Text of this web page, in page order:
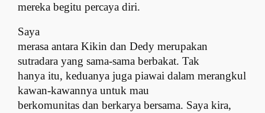
mereka begitu percaya diri.
Saya
merasa antara Kikin dan Dedy merupakan
sutradara yang sama-sama berbakat. Tak
hanya itu, keduanya juga piawai dalam merangkul
kawan-kawannya untuk mau
berkomunitas dan berkarya bersama. Saya kira,